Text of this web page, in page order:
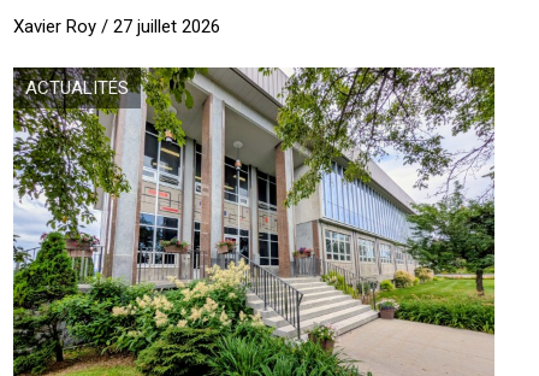
Xavier Roy / 27 juillet 2026
ACTUALITÉS